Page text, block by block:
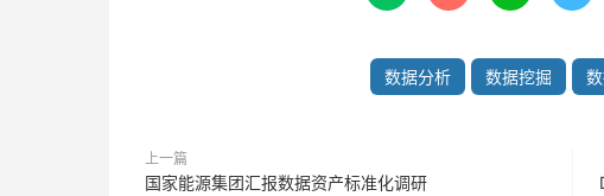
数据分析 数据挖掘
上一篇
国家能源集团汇报数据资产标准化调研